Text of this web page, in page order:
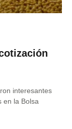
interesantes
en la Bolsa